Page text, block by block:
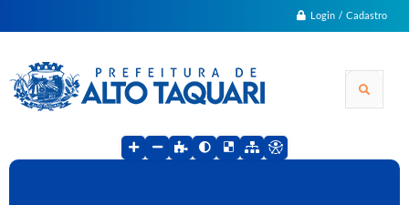
Login / Cadastro